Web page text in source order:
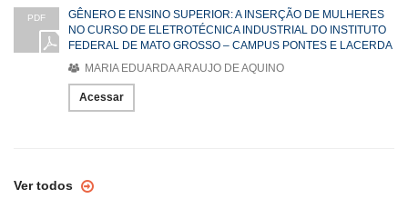
PDF
GÊNERO E ENSINO SUPERIOR: A INSERÇÃO DE MULHERES
NO CURSO DE ELETROTÉCNICA INDUSTRIAL DO INSTITUTO
FEDERAL DE MATO GROSSO – CAMPUS PONTES E LACERDA
MARIA EDUARDA ARAUJO DE AQUINO
Acessar
Ver todos